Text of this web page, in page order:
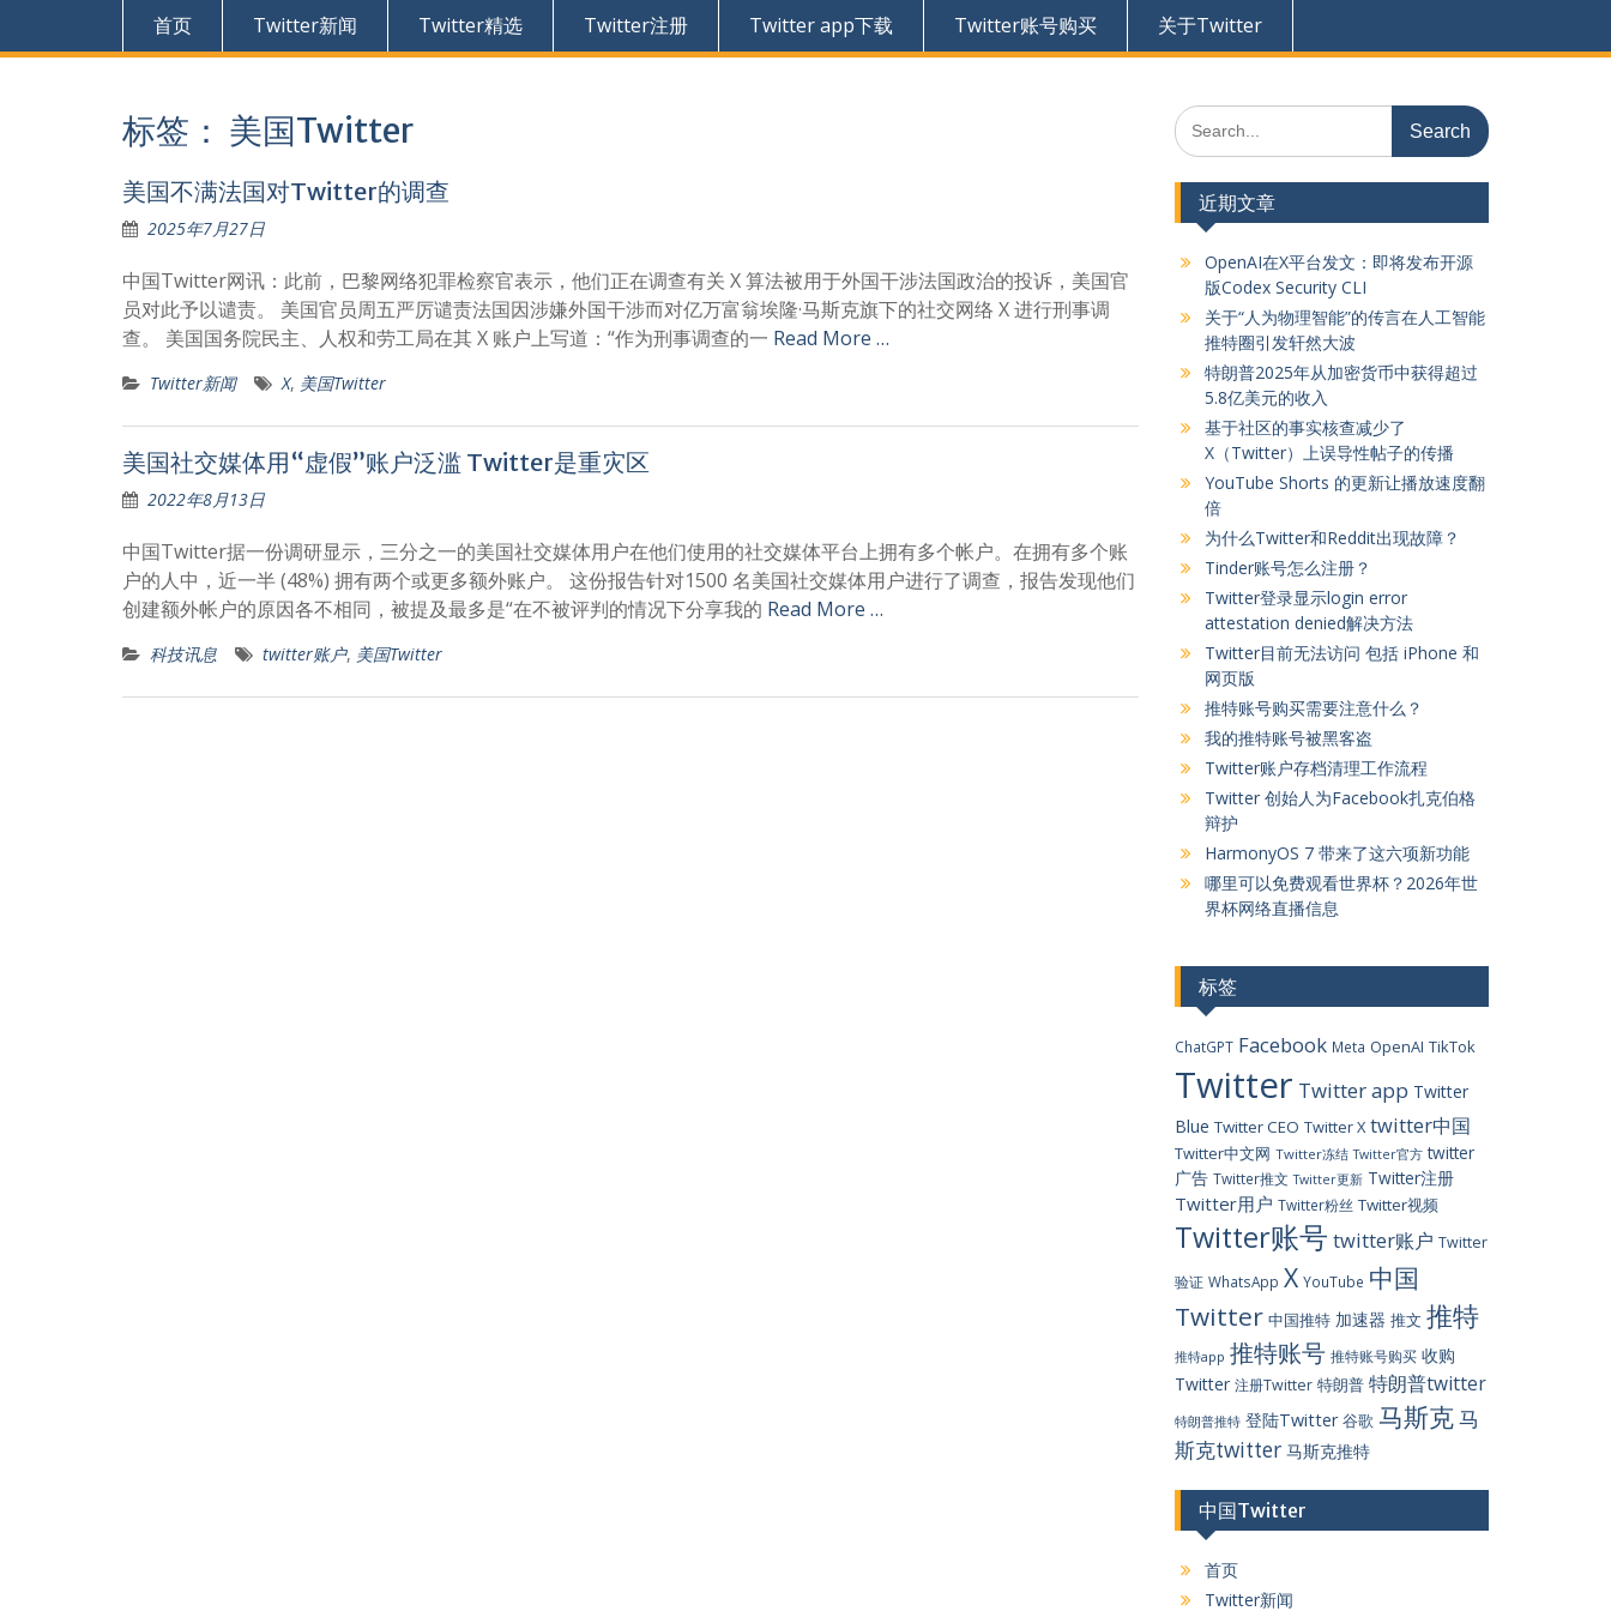
首页 Twitter新闻 Twitter精选 Twitter注册 Twitter app下载 Twitter账号购买 关于Twitter
标签： 美国Twitter
美国不满法国对Twitter的调查
2025年7月27日
中国Twitter网讯：此前，巴黎网络犯罪检察官表示，他们正在调查有关 X 算法被用于外国干涉法国政治的投诉，美国官
员对此予以谴责。 美国官员周五严厉谴责法国因涉嫌外国干涉而对亿万富翁埃隆·马斯克旗下的社交网络 X 进行刑事调
查。 美国国务院民主、人权和劳工局在其 X 账户上写道：“作为刑事调查的一 Read More …
Twitter新闻 X, 美国Twitter
美国社交媒体用“虚假”账户泛滥 Twitter是重灾区
2022年8月13日
中国Twitter据一份调研显示，三分之一的美国社交媒体用户在他们使用的社交媒体平台上拥有多个帐户。在拥有多个账
户的人中，近一半 (48%) 拥有两个或更多额外账户。 这份报告针对1500 名美国社交媒体用户进行了调查，报告发现他们
创建额外帐户的原因各不相同，被提及最多是“在不被评判的情况下分享我的 Read More …
科技讯息 twitter账户, 美国Twitter
Search
for:
近期文章
OpenAI在X平台发文：即将发布开源
版Codex Security CLI
关于“人为物理智能”的传言在人工智能
推特圈引发轩然大波
特朗普2025年从加密货币中获得超过
5.8亿美元的收入
基于社区的事实核查减少了
X（Twitter）上误导性帖子的传播
YouTube Shorts 的更新让播放速度翻
倍
为什么Twitter和Reddit出现故障？
Tinder账号怎么注册？
Twitter登录显示login error
attestation denied解决方法
Twitter目前无法访问 包括 iPhone 和
网页版
推特账号购买需要注意什么？
我的推特账号被黑客盗
Twitter账户存档清理工作流程
Twitter 创始人为Facebook扎克伯格
辩护
HarmonyOS 7 带来了这六项新功能
哪里可以免费观看世界杯？2026年世
界杯网络直播信息
标签
ChatGPT Facebook Meta OpenAI TikTok
Twitter Twitter app Twitter
Blue Twitter CEO Twitter X twitter中国
Twitter中文网 Twitter冻结 Twitter官方 twitter
广告 Twitter推文 Twitter更新 Twitter注册
Twitter用户 Twitter粉丝 Twitter视频
Twitter账号 twitter账户 Twitter
验证 WhatsApp X YouTube 中国
Twitter 中国推特 加速器 推文 推特
推特app 推特账号 推特账号购买 收购
Twitter 注册Twitter 特朗普 特朗普twitter
特朗普推特 登陆Twitter 谷歌 马斯克马
斯克twitter 马斯克推特
中国Twitter
首页
Twitter新闻